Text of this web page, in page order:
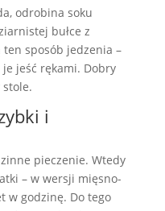
odrobina soku
bułce z
ten sposób jedzenia –
jeść rękami. Dobry
i
pieczenie. Wtedy
– w wersji mięsno-
w godzinę. Do tego